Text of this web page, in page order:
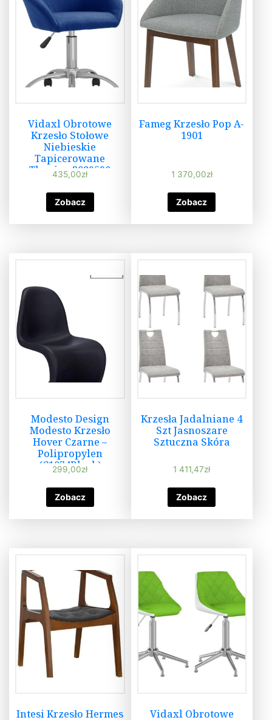
Vidaxl Obrotowe
Krzesło Stołowe
Niebieskie
Tapicerowane
Tkaniną 3089596
435,00zł
Zobacz
Fameg Krzesło Pop A-
1901
1 370,00zł
Zobacz
Modesto Design
Modesto Krzesło
Hover Czarne –
Polipropylen
(C1074Black)
299,00zł
Zobacz
Krzesła Jadalniane 4
Szt Jasnoszare
Sztuczna Skóra
1 411,47zł
Zobacz
Intesi Krzesło Hermes
Vidaxl Obrotowe